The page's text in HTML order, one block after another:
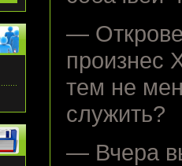
—
произнес
тем не
служить?
— Вчера